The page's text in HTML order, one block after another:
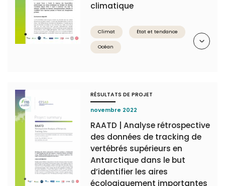
climatique
Climat État et tendance
Océan
RÉSULTATS DE PROJET
novembre 2022
RAATD | Analyse rétrospective
des données de tracking de
vertébrés supérieurs en
Antarctique dans le but
d’identifier les aires
écologiquement importantes